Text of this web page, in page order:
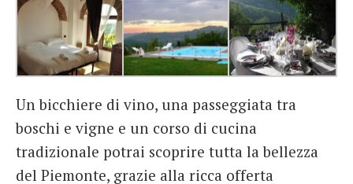
Un bicchiere di vino, una passeggiata tra
boschi e vigne e un corso di cucina
tradizionale potrai scoprire tutta la bellezza
del Piemonte, grazie alla ricca offerta